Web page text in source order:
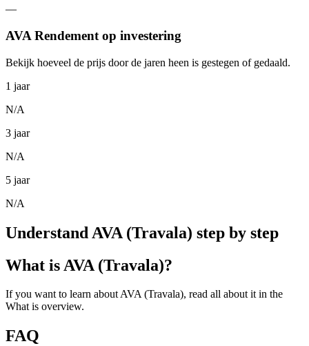
—
AVA Rendement op investering
Bekijk hoeveel de prijs door de jaren heen is gestegen of gedaald.
1 jaar
N/A
3 jaar
N/A
5 jaar
N/A
Understand AVA (Travala) step by step
What is AVA (Travala)?
If you want to learn about AVA (Travala), read all about it in the
What is overview.
FAQ